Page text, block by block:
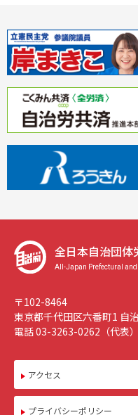
全日本自治団体
All-Japan Prefectural
〒102-8464
東京都千代田区六番町1 自
電話 03-3263-0262（代表）
アクセス
プライバシーポリシー